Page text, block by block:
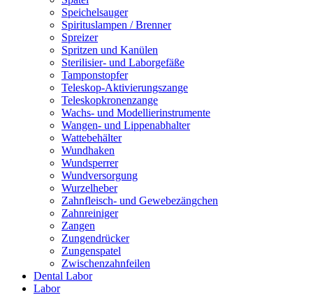
Speichelsauger
Spirituslampen / Brenner
Spreizer
Spritzen und Kanülen
Sterilisier- und Laborgefäße
Tamponstopfer
Teleskop-Aktivierungszange
Teleskopkronenzange
Wachs- und Modellierinstrumente
Wangen- und Lippenabhalter
Wattebehälter
Wundhaken
Wundsperrer
Wundversorgung
Wurzelheber
Zahnfleisch- und Gewebezängchen
Zahnreiniger
Zangen
Zungendrücker
Zungenspatel
Zwischenzahnfeilen
Dental Labor
Labor